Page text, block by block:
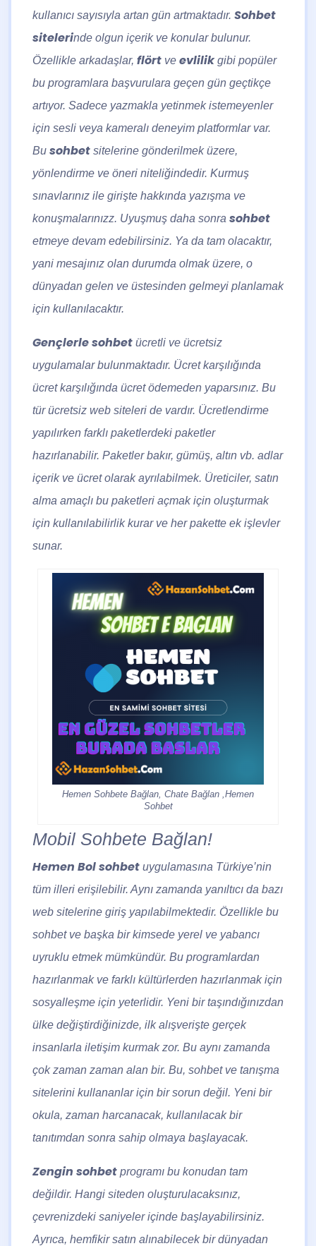
kullanıcı sayısıyla artan gün artmaktadır. Sohbet
sitelerinde olgun içerik ve konular bulunur.
Özellikle arkadaşlar, flört ve evlilikgibi popüler
bu programlara başvurulara geçen gün geçtikçe
artıyor. Sadece yazmakla yetinmek istemeyenler
için sesli veya kameralı deneyim platformlar var.
Bu sohbet sitelerine gönderilmek üzere,
yönlendirme ve öneri niteliğindedir. Kurmuş
sınavlarınız ile girişte hakkında yazışma ve
konuşmalarınızz. Uyuşmuş daha sonra sohbet
etmeye devam edebilirsiniz. Ya da tam olacaktır,
yani mesajınız olan durumda olmak üzere, o
dünyadan gelen ve üstesinden gelmeyi planlamak
için kullanılacaktır.
Gençlerle sohbet ücretli ve ücretsiz
uygulamalar bulunmaktadır. Ücret karşılığında
ücret karşılığında ücret ödemeden yaparsınız. Bu
tür ücretsiz web siteleri de vardır. Ücretlendirme
yapılırken farklı paketlerdeki paketler
hazırlanabilir. Paketler bakır, gümüş, altın vb. adlar
içerik ve ücret olarak ayrılabilmek. Üreticiler, satın
alma amaçlı bu paketleri açmak için oluşturmak
için kullanılabilirlik kurar ve her pakette ek işlevler
sunar.
Hemen Sohbete Bağlan, Chate Bağlan ,Hemen
Sohbet
Mobil Sohbete Bağlan!
Hemen Bol sohbet uygulamasına Türkiye’nin
tüm illeri erişilebilir. Aynı zamanda yanıltıcı da bazı
web sitelerine giriş yapılabilmektedir. Özellikle bu
sohbet ve başka bir kimsede yerel ve yabancı
uyruklu etmek mümkündür. Bu programlardan
hazırlanmak ve farklı kültürlerden hazırlanmak için
sosyalleşme için yeterlidir. Yeni bir taşındığınızdan
ülke değiştirdiğinizde, ilk alışverişte gerçek
insanlarla iletişim kurmak zor. Bu aynı zamanda
çok zaman zaman alan bir. Bu, sohbet ve tanışma
sitelerini kullananlar için bir sorun değil. Yeni bir
okula, zaman harcanacak, kullanılacak bir
tanıtımdan sonra sahip olmaya başlayacak.
Zengin sohbet programı bu konudan tam
değildir. Hangi siteden oluşturulacaksınız,
çevrenizdeki saniyeler içinde başlayabilirsiniz.
Ayrıca, hemfikir satın alınabilecek bir dünyadan